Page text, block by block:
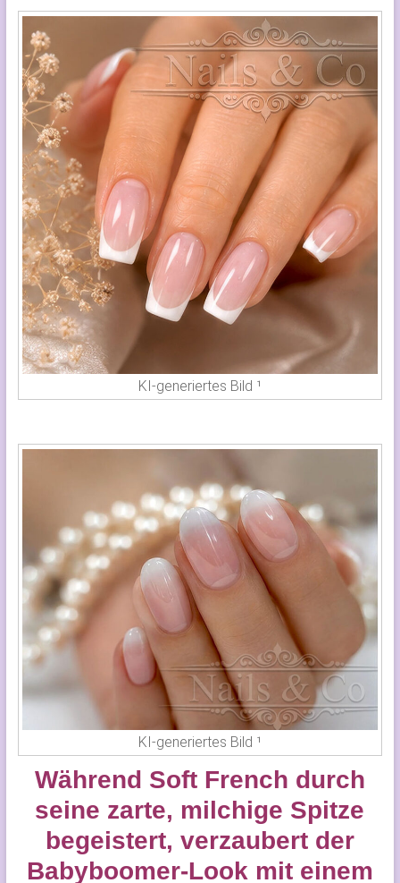
KI-generiertes Bild ¹
KI-generiertes Bild ¹
Während Soft French durch
seine zarte, milchige Spitze
begeistert, verzaubert der
Babyboomer-Look mit einem